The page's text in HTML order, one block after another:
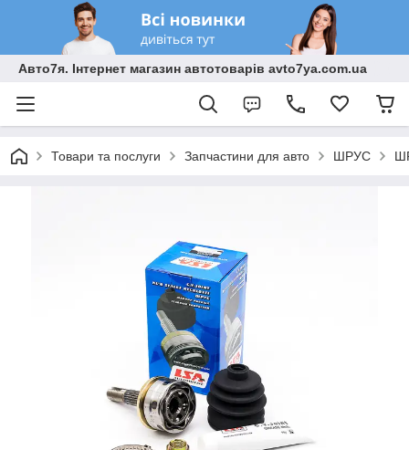
Авто7я. Інтернет магазин автотоварів avto7ya.com.ua
Товари та послуги Запчастини для авто ШРУС